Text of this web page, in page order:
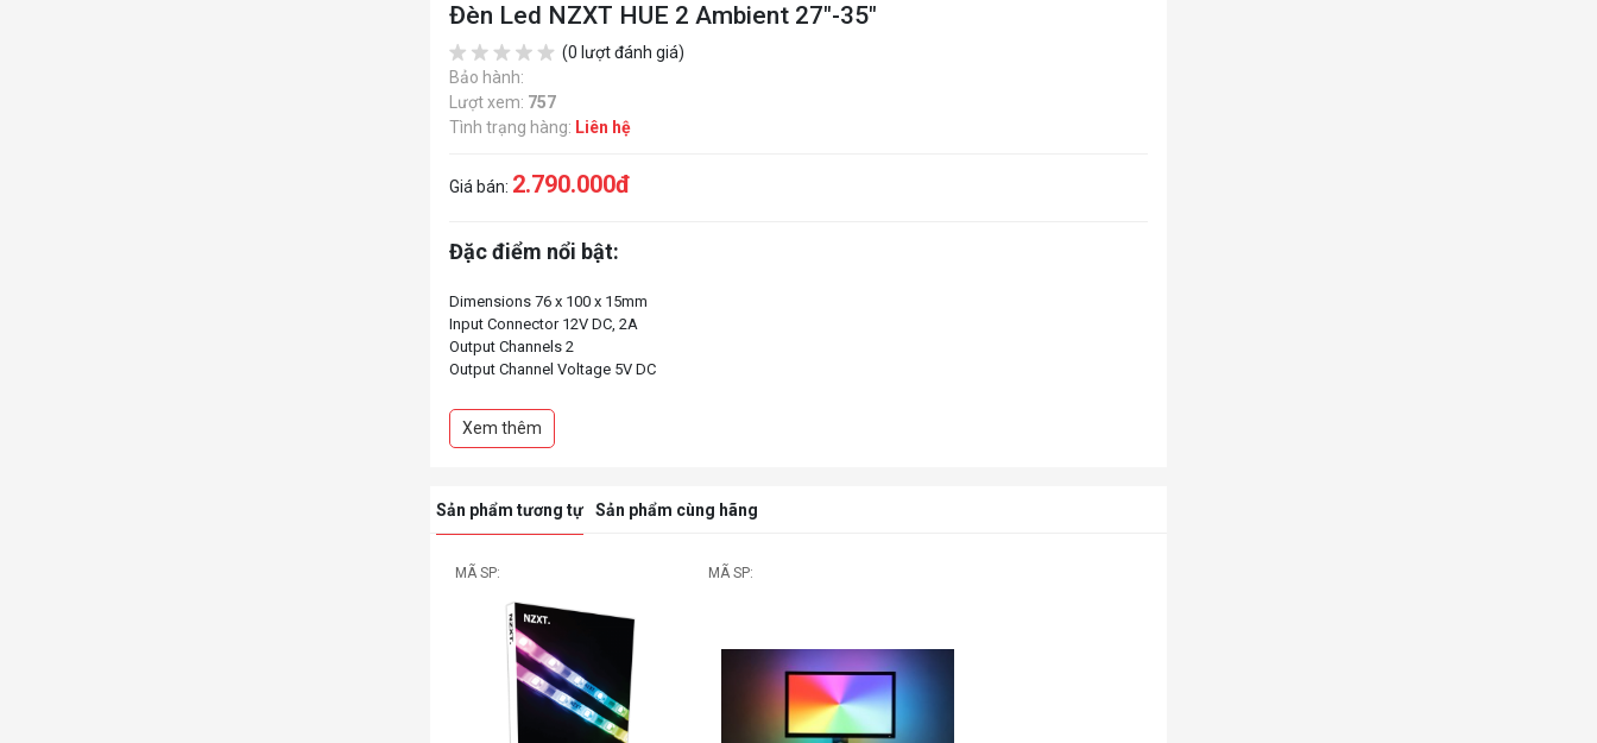
Đèn Led NZXT HUE 2 Ambient 27"-35"
(0 lượt đánh giá)
Bảo hành:
Lượt xem: 757
Tình trạng hàng: Liên hệ
Giá bán: 2.790.000đ
Đặc điểm nổi bật:
Dimensions 76 x 100 x 15mm
Input Connector 12V DC, 2A
Output Channels 2
Output Channel Voltage 5V DC
27-35" - 300mm x4, 250mm x4
LED Strip Width 10mm
Xem thêm
Sản phẩm tương tự Sản phẩm cùng hãng
MÃ SP: MÃ SP: